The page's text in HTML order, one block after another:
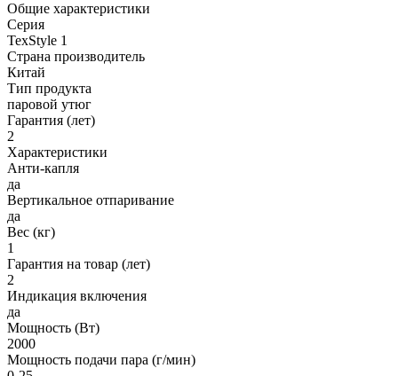
Общие характеристики
Серия
TexStyle 1
Страна производитель
Китай
Тип продукта
паровой утюг
Гарантия (лет)
2
Характеристики
Анти-капля
да
Вертикальное отпаривание
да
Вес (кг)
1
Гарантия на товар (лет)
2
Индикация включения
да
Мощность (Вт)
2000
Мощность подачи пара (г/мин)